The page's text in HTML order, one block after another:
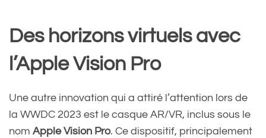
Des horizons virtuels avec
l’Apple Vision Pro
Une autre innovation qui a attiré l’attention lors de
la WWDC 2023 est le casque AR/VR, inclus sous le
nom Apple Vision Pro. Ce dispositif, principalement